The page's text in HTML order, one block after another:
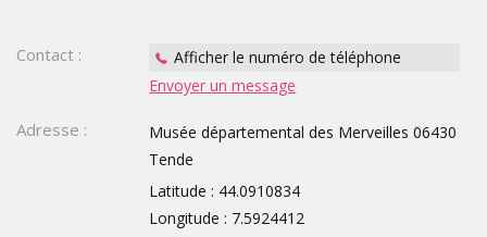
GROUPE,
SCOLAIRE
Contact :
Afficher le numéro de téléphone
Envoyer un message
Adresse :
Musée départemental des Merveilles 06430
Tende
Latitude : 44.0910834
Longitude : 7.5924412